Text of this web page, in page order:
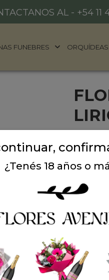
AL - +54 11
FUNEBRES ORQUÍDEAS
Este
¿Tenés 18 años o